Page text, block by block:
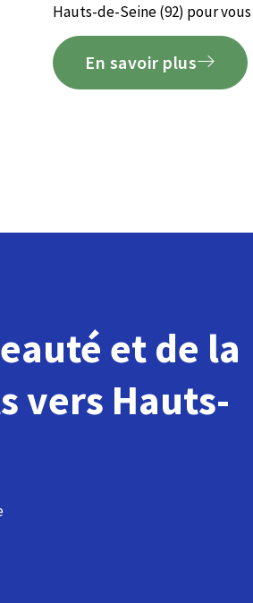
Hauts-de-Seine (92) pour
En savoir plus
et de la
vers Hauts-